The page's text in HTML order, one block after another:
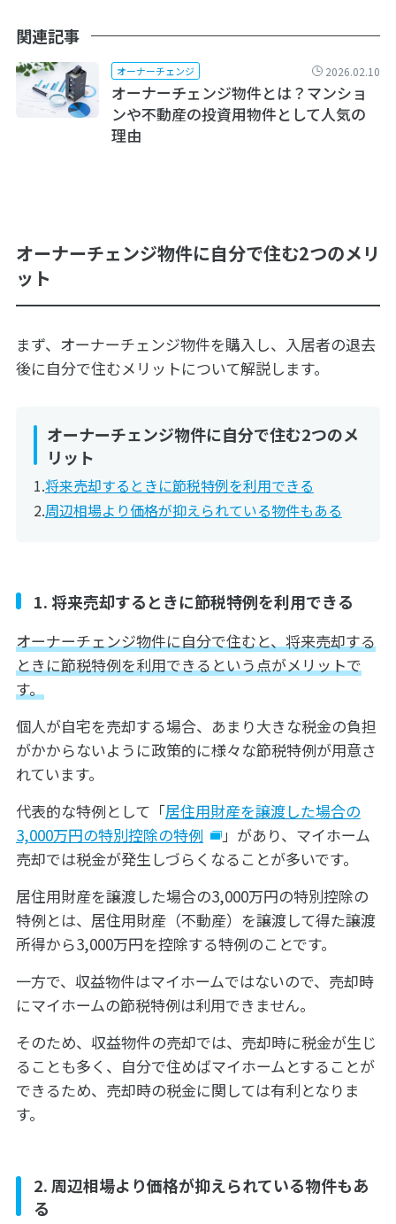
関連記事
オーナーチェンジ 2026.02.10
オーナーチェンジ物件とは？マンショ
ンや不動産の投資用物件として人気の
理由
オーナーチェンジ物件に自分で住む2つのメリ
ット
まず、オーナーチェンジ物件を購入し、入居者の退去
後に自分で住むメリットについて解説します。
オーナーチェンジ物件に自分で住む2つのメ
リット
将来売却するときに節税特例を利用できる
周辺相場より価格が抑えられている物件もある
1. 将来売却するときに節税特例を利用できる
オーナーチェンジ物件に自分で住むと、将来売却する
ときに節税特例を利用できるという点がメリットで
す。
個人が自宅を売却する場合、あまり大きな税金の負担
がかからないように政策的に様々な節税特例が用意さ
れています。
代表的な特例として「居住用財産を譲渡した場合の
3,000万円の特別控除の特例
」があり、マイホーム
売却では税金が発生しづらくなることが多いです。
居住用財産を譲渡した場合の3,000万円の特別控除の
特例とは、居住用財産（不動産）を譲渡して得た譲渡
所得から3,000万円を控除する特例のことです。
一方で、収益物件はマイホームではないので、売却時
にマイホームの節税特例は利用できません。
そのため、収益物件の売却では、売却時に税金が生じ
ることも多く、自分で住めばマイホームとすることが
できるため、売却時の税金に関しては有利となりま
す。
2. 周辺相場より価格が抑えられている物件もあ
る